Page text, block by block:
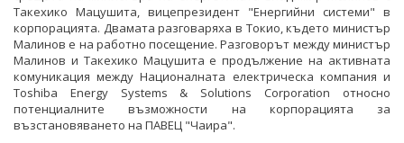
Такехико Мацушита, вицепрезидент "Енергийни системи" в
корпорацията. Двамата разговаряха в Токио, където министър
Малинов е на работно посещение. Разговорът между министър
Малинов и Такехико Мацушита е продължение на активната
комуникация между Националната електрическа компания и
Toshiba Energy Systems & Solutions Corporation относно
потенциалните възможности на корпорацията за
възстановяването на ПАВЕЦ "Чаира".